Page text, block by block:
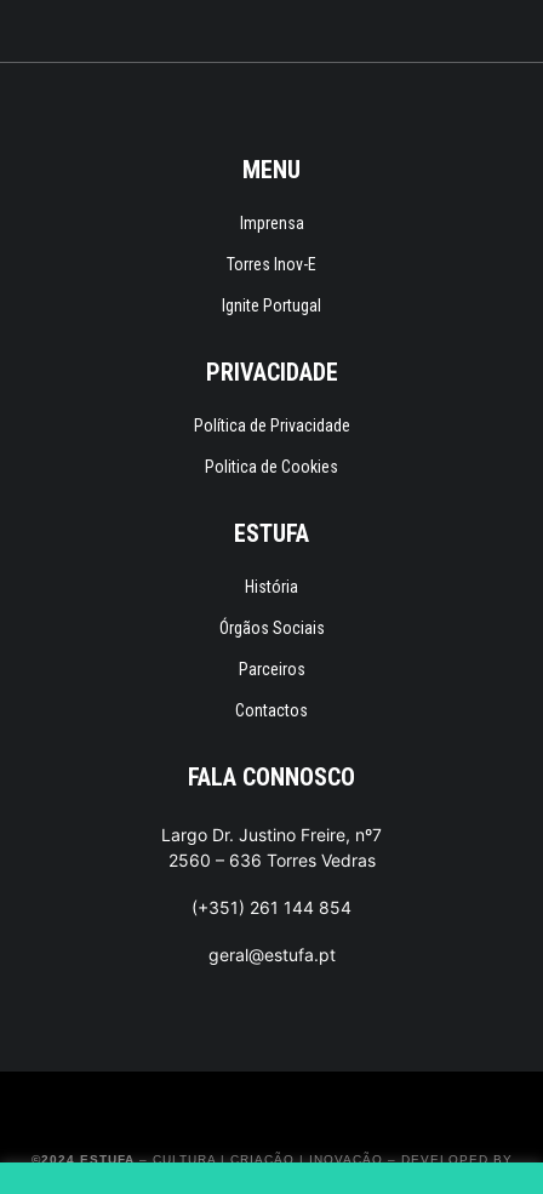
MENU
Imprensa
Torres Inov-E
Ignite Portugal
PRIVACIDADE
Política de Privacidade
Politica de Cookies
ESTUFA
História
Órgãos Sociais
Parceiros
Contactos
FALA CONNOSCO
Largo Dr. Justino Freire, nº7
2560 – 636 Torres Vedras
(+351) 261 144 854
geral@estufa.pt
©2024 ESTUFA – CULTURA | CRIAÇÃO | INOVAÇÃO – DEVELOPED BY